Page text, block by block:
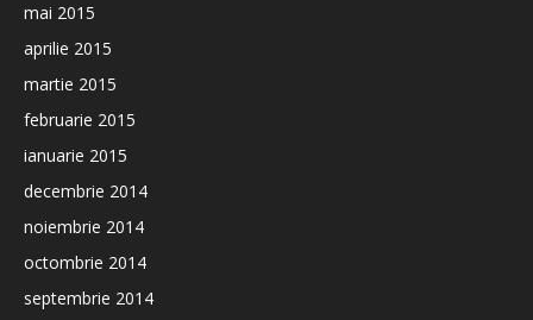
mai 2015
aprilie 2015
martie 2015
februarie 2015
ianuarie 2015
decembrie 2014
noiembrie 2014
octombrie 2014
septembrie 2014